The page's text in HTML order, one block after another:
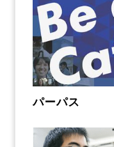
パーパス